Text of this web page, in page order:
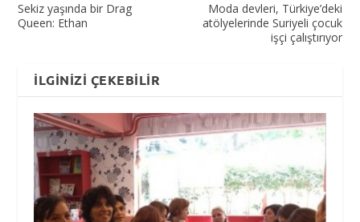
Sekiz yaşında bir Drag
Queen: Ethan
Moda devleri, Türkiye’deki
atölyelerinde Suriyeli çocuk
işçi çalıştırıyor
İLGINIZI ÇEKEBILIR